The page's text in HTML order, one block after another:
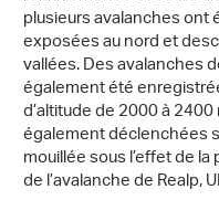
plusieurs avalanches
exposées au nord et
vallées. Des avalanches
également été
d’altitude de 2000 à
également déclenchées
mouillée sous l’effet de
de l’avalanche de Realp,